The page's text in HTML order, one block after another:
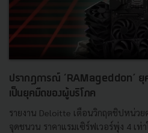
ปรากฏการณ์ ‘RAMageddon’
เป็นยุคมืดของผู้บริโภค
รายงาน Deloitte เตือนวิกฤตชิปหน่วย
จุดชนวน ราคาแรมเซิร์ฟเวอร์พุ่ง 4 เท่